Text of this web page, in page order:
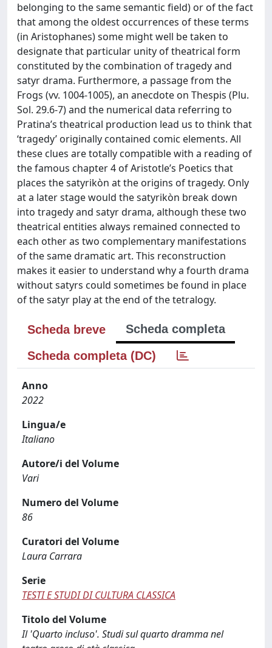
belonging to the same semantic field) or of the fact
that among the oldest occurrences of these terms
(in Aristophanes) some might well be taken to
designate that particular unity of theatrical form
constituted by the combination of tragedy and
satyr drama. Furthermore, a passage from the
Frogs (vv. 1004-1005), an anecdote on Thespis (Plu.
Sol. 29.6-7) and the numerical data referring to
Pratina’s theatrical production lead us to think that
‘tragedy’ originally contained comic elements. All
these clues are totally compatible with a reading of
the famous chapter 4 of Aristotle’s Poetics that
places the satyrikòn at the origins of tragedy. Only
at a later stage would the satyrikòn break down
into tragedy and satyr drama, although these two
theatrical entities always remained connected to
each other as two complementary manifestations
of the same dramatic art. This reconstruction
makes it easier to understand why a fourth drama
without satyrs could sometimes be found in place
of the satyr play at the end of the tetralogy.
Scheda breve
Scheda completa
Scheda completa (DC)
Anno
2022
Lingua/e
Italiano
Autore/i del Volume
Vari
Numero del Volume
86
Curatori del Volume
Laura Carrara
Serie
TESTI E STUDI DI CULTURA CLASSICA
Titolo del Volume
Il 'Quarto incluso'. Studi sul quarto dramma nel